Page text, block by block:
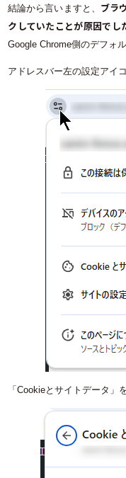
結論から言いますと、 ブラ
クしていたことが原因でし
Google Chrome側のデフォ
アドレスバー左の設定アイ
「Cookieとサイトデータ